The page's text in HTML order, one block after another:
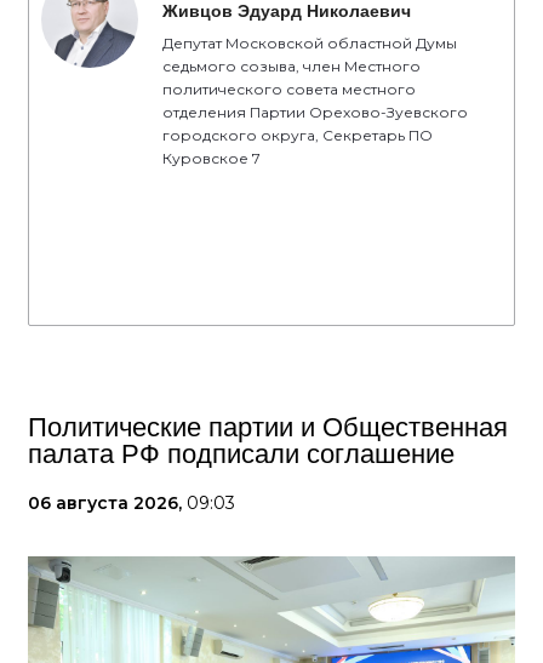
Живцов Эдуард Николаевич
Депутат Московской областной Думы
седьмого созыва, член Местного
политического совета местного
отделения Партии Орехово-Зуевского
городского округа, Секретарь ПО
Куровское 7
Политические партии и Общественная
палата РФ подписали соглашение
06 августа 2026, 09:03